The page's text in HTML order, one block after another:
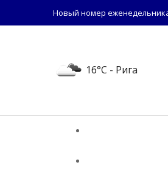
Новый номер
16°C - Рига